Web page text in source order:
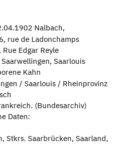
Nalbach,
rue de Ladonchamps
Edgar Reyle
Saarlouis
Kahn
/ Saarlouis / Rheinprovinz
(Bundesarchiv)
Daten:
Stkrs. Saarbrücken, Saarland,